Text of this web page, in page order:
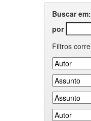
Buscar em:
por
Filtros